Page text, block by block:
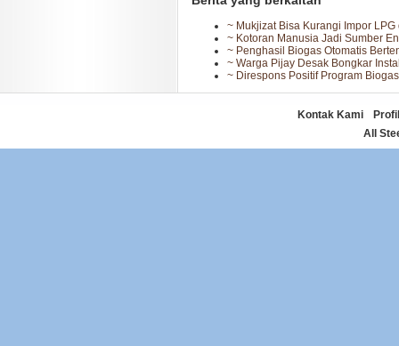
~ Mukjizat Bisa Kurangi Impor
~ Kotoran Manusia Jadi Sumber
~ Penghasil Biogas Otomatis
~ Warga Pijay Desak Bongkar
~ Direspons Positif Program Biogas
Kontak Kami
Profil
All